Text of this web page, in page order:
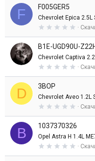
з
в
е
з
д
F F005GER5
Chevrolet Epica 2.5L
0
0
з
в
е
з
B1E-UGD90U-
Chevrolet Captiva
0
з
в
е
з
д
D 3BOP
Chevrolet Aveo 1.2L
0
0
в
е
з
B 1037370326
Opel Astra H 1.4L
0